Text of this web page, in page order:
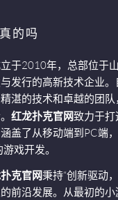
的吗
于2010年，总部位于
发行的高新技术企业
湛的技术和卓越的团
红龙扑克官网致力于
盖了从移动端到PC端
戏开发。
克官网秉持“创新驱动
前沿发展。从最初的小